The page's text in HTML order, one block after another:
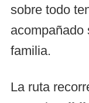
sobre todo
acompañado
familia.
La ruta